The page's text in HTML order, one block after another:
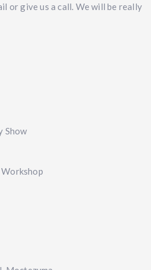
or give us a call. We will be really
Show
Workshop